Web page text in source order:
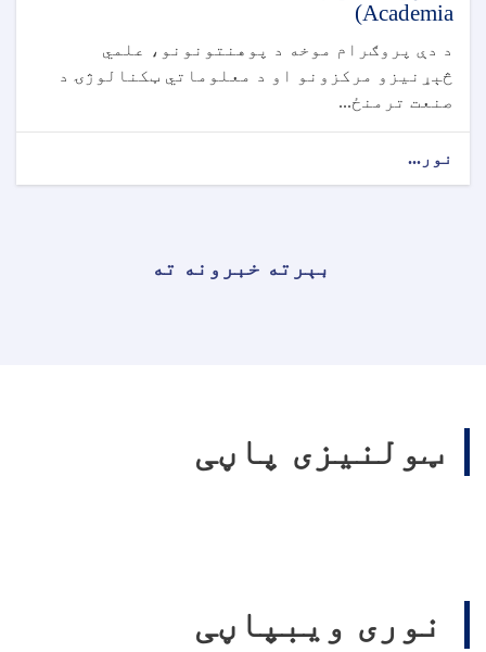
Academia)
د دې پروګرام موخه د پوهنتونونو، علمي
څېړنیزو مرکزونو او د معلوماتي ټکنالوژۍ د
صنعت ترمنځ...
نور...
بېرته خبرونه ته
ټولنیزی پاڼی
نوری ویبپاڼی